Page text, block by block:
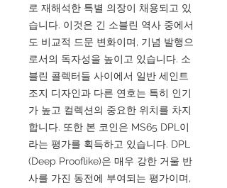
로 재해석한 특별 의장이 채용되고 있
습니다. 이것은 긴 소블린 역사 중에서
도 비교적 드문 변화이며, 기념 발행으
로서의 독자성을 높이고 있습니다. 소
블린 콜렉터들 사이에서 일반 세인트
조지 디자인과 다른 연호는 특히 인기
가 높고 컬렉션의 중요한 위치를 차지
합니다. 또한 본 코인은 MS65 DPL이
라는 평가를 획득하고 있습니다. DPL
(Deep Prooflike)은 매우 강한 거울 반
사를 가진 동전에 부여되는 평가이며,